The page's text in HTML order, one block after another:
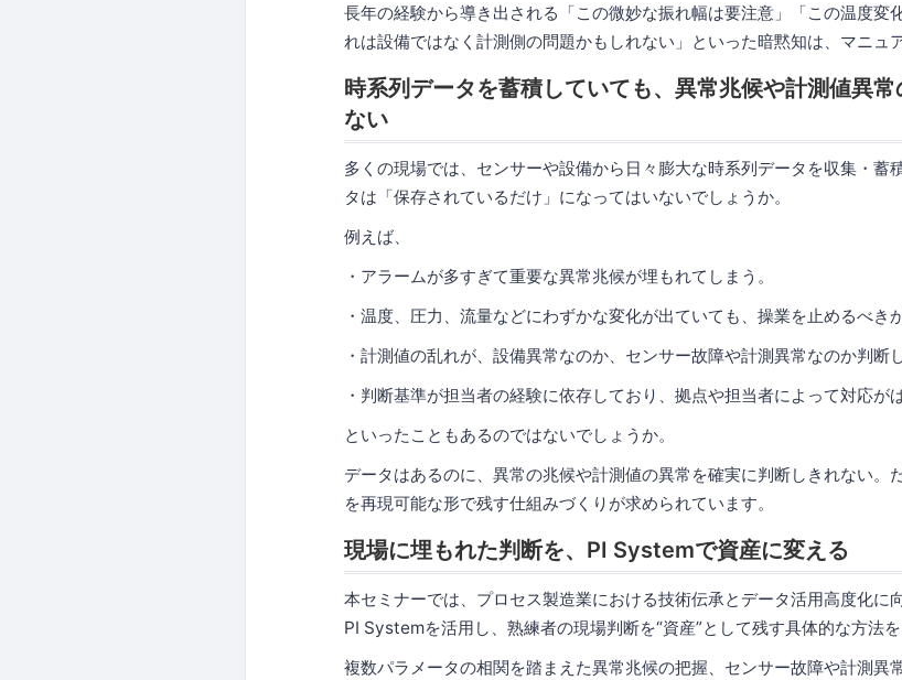
長年の経験から導き出される「この微妙な振れ幅は要注意」「この温度変
れは設備ではなく計測側の問題かもしれない」といった暗黙知は、マニュ
時系列データを蓄積していても、異常兆候や計測値異
ない
多くの現場では、センサーや設備から日々膨大な時系列データを収集・蓄
タは「保存されているだけ」になってはいないでしょうか。
例えば、
・アラームが多すぎて重要な異常兆候が埋もれてしまう。
・温度、圧力、流量などにわずかな変化が出ていても、操業を止めるべき
・計測値の乱れが、設備異常なのか、センサー故障や計測異常なのか判断
・判断基準が担当者の経験に依存しており、拠点や担当者によって対応が
といったこともあるのではないでしょうか。
データはあるのに、異常の兆候や計測値の異常を確実に判断しきれない。
を再現可能な形で残す仕組みづくりが求められています。
現場に埋もれた判断を、PI Systemで資産に変える
本セミナーでは、プロセス製造業における技術伝承とデータ活用高度化に
PI Systemを活用し、熟練者の現場判断を“資産”として残す具体的な方法を
複数パラメータの相関を踏まえた異常兆候の把握、センサー故障や計測異